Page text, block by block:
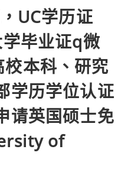
UC学历证
毕业证q微
校本科、研究
学历学位认证
请英国硕士免
of